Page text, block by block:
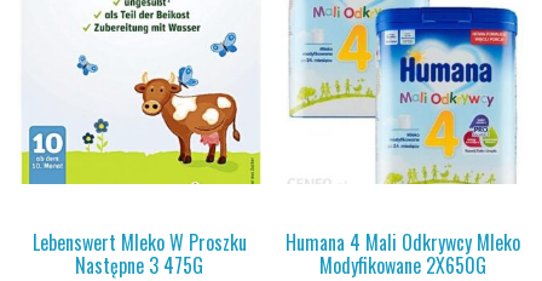
Lebenswert Mleko W Proszku
Następne 3 475G
Humana 4 Mali Odkrywcy Mleko
Modyfikowane 2X650G